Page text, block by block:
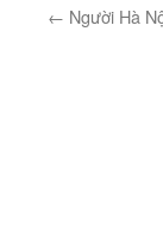
← Người Hà